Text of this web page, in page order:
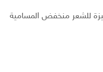
للشعر منخفض المسامية